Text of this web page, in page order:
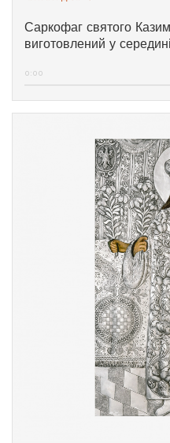
Саркофаг святого
виготовлений у
Йоганном Крістофом
тримає в правій руці
композиція за
Джованні П'єтро Перті)
тріумф святого на
хмари оточують
Немовля Ісус вітає
0:00